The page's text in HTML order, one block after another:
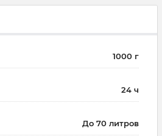
1000 г
24 ч
До 70 литров